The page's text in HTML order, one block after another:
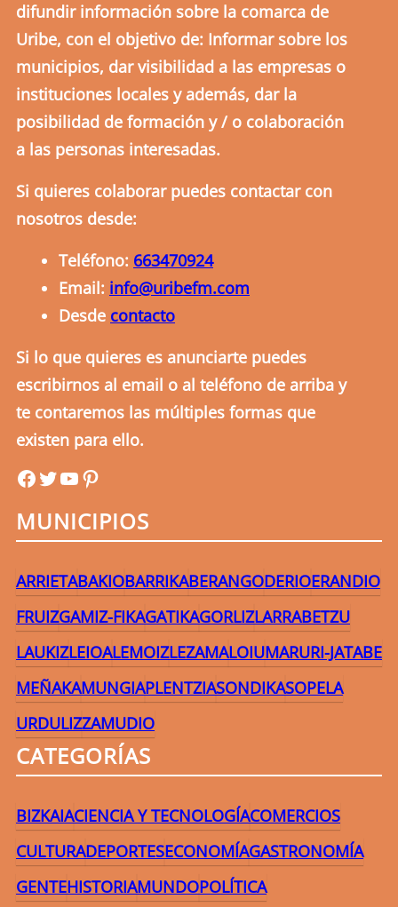
difundir información sobre la comarca de
Uribe, con el objetivo de: Informar sobre los
municipios, dar visibilidad a las empresas o
instituciones locales y además, dar la
posibilidad de formación y / o colaboración
a las personas interesadas.
Si quieres colaborar puedes contactar con
nosotros desde:
Teléfono: 663470924
Email: info@uribefm.com
Desde contacto
Si lo que quieres es anunciarte puedes
escribirnos al email o al teléfono de arriba y
te contaremos las múltiples formas que
existen para ello.
uribefmuribefmYouTube Pinterest
MUNICIPIOS
ARRIETABAKIOBARRIKABERANGODERIOERANDIO
FRUIZGAMIZ-FIKAGATIKAGORLIZLARRABETZU
LAUKIZLEIOALEMOIZLEZAMALOIUMARURI-JATABE
MEÑAKAMUNGIAPLENTZIASONDIKASOPELA
URDULIZZAMUDIO
CATEGORÍAS
BIZKAIACIENCIA Y TECNOLOGÍACOMERCIOS
CULTURADEPORTESECONOMÍAGASTRONOMÍA
GENTEHISTORIAMUNDOPOLÍTICA